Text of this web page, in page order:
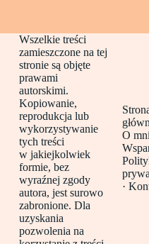
Wszelkie treści
zamieszczone na tej
stronie są objęte
prawami
autorskimi.
Kopiowanie,
reprodukcja lub
wykorzystywanie
tych treści
w jakiejkolwiek
formie, bez
wyraźnej zgody
autora, jest surowo
zabronione. Dla
uzyskania
pozwolenia na
O
·